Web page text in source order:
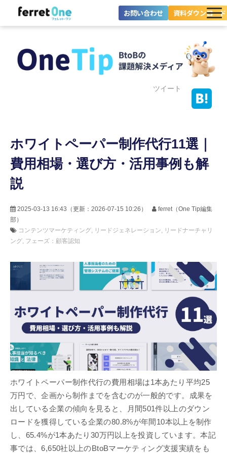
お問い合わせ 資料ダウンロード
ツール・機能一覧
料金プラン
セミナー
ツイート
ホワイトペーパー制作代行11選｜
費用相場・選び方・活用事例も解
説
2025-03-13 16:43 （更新： 2026-07-15 10:26 ）
ferret（One Tip編集
部）
コンテンツマーケティング
リードジェネレーション
リードナーチャリ
ング フェーズ：顧客認知
ホワイトペーパー制作代行の費用相場は1本あたり平均25
万円で、企画から制作までを含むのが一般的です。成果を
出している企業の傾向を見ると、月間501件以上のダウン
ロードを獲得している企業の80.8%が年間10本以上を制作
し、65.4%が1本あたり30万円以上を投資しています。本記
事では、6,650社以上のBtoBマーケティング支援実績をも